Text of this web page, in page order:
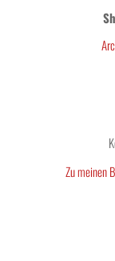
Zu meinen